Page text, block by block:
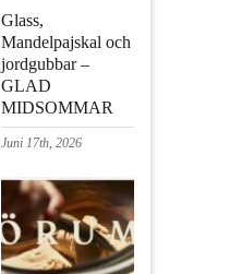
Glass,
Mandelpajskal och
jordgubbar –
GLAD
MIDSOMMAR
Juni 17th, 2026